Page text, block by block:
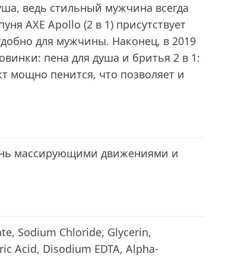
ведь стильный мужчина всегда
AXE Apollo (2 в 1) присутствует
для мужчины. Наконец, в 2019
пена для душа и бритья 2 в 1:
мощно пенится, что позволяет и
массирующими движениями и
Sodium Chloride, Glycerin,
Acid, Disodium EDTA, Alpha-